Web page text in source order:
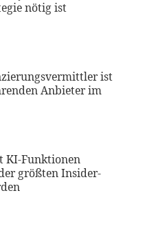
nötig ist
ist
Anbieter im
KI-Funktionen
größten Insider-